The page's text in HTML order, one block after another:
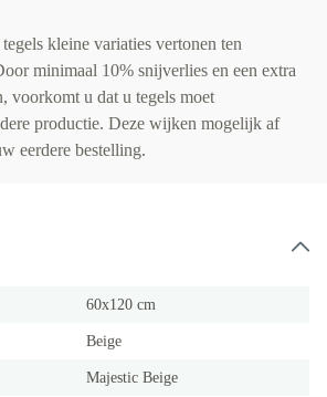
kleine variaties vertonen ten
minimaal 10% snijverlies en een extra
voorkomt u dat u tegels moet
productie. Deze wijken mogelijk af
eerdere bestelling.
60x120 cm
Beige
Majestic Beige